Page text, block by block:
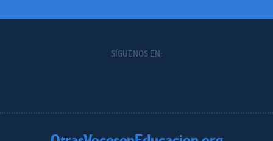
SÍGUENOS EN: